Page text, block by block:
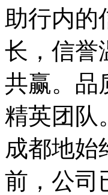
助行内的
长，信誉
共赢。品
精英团队
成都地始
前，公司